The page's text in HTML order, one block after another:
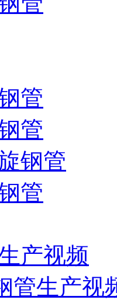
管
管
钢管
管
产视频
管生产视